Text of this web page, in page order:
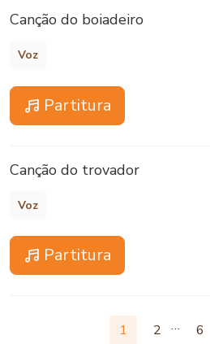
Canção do boiadeiro
Voz
Partitura
Canção do trovador
Voz
Partitura
1 2 … 6